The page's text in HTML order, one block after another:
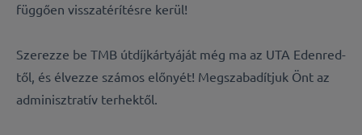
függően visszatérítésre kerül!
Szerezze be TMB útdíjkártyáját még ma az UTA Edenred-
től, és élvezze számos előnyét! Megszabadítjuk Önt az
adminisztratív terhektől.